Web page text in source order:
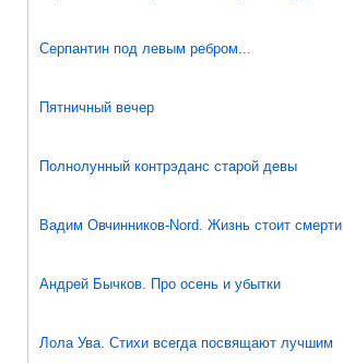
Серпантин под левым ребром...
Пятничный вечер
Полнолунный контрэданс старой девы
Вадим Овчинников-Nord. Жизнь стоит смерти
Андрей Бычков. Про осень и убытки
Лола Ува. Стихи всегда посвящают лучшим